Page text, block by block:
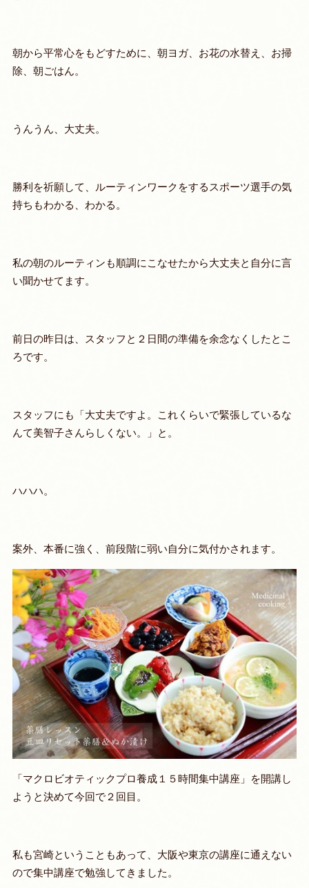
朝から平常心をもどすために、朝ヨガ、お花の水替え、お掃
除、朝ごはん。
うんうん、大丈夫。
勝利を祈願して、ルーティンワークをするスポーツ選手の気
持ちもわかる、わかる。
私の朝のルーティンも順調にこなせたから大丈夫と自分に言
い聞かせてます。
前日の昨日は、スタッフと２日間の準備を余念なくしたとこ
ろです。
スタッフにも「大丈夫ですよ。これくらいで緊張しているな
んて美智子さんらしくない。」と。
ハハハ。
案外、本番に強く、前段階に弱い自分に気付かされます。
「マクロビオティックプロ養成１５時間集中講座」を開講し
ようと決めて今回で２回目。
私も宮崎ということもあって、大阪や東京の講座に通えない
ので集中講座で勉強してきました。